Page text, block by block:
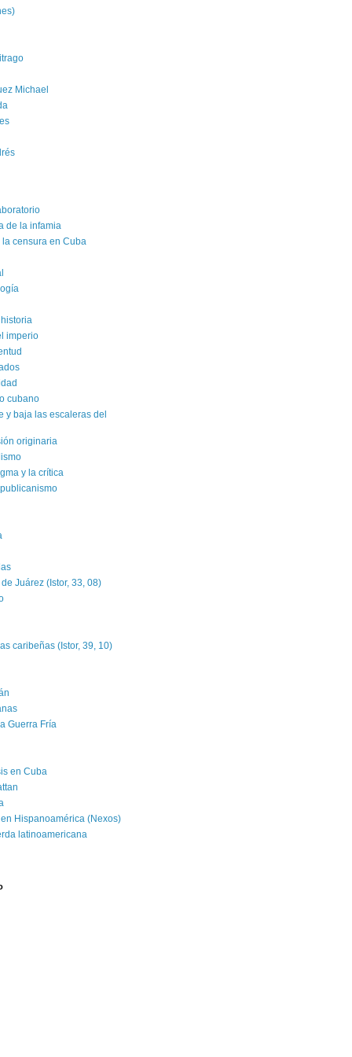
Michael
de la infamia
censura en Cuba
imperio
cubano
y baja las escaleras del
originaria
y la crítica
Juárez (Istor, 33, 08)
caribeñas (Istor, 39, 10)
Guerra Fría
en Cuba
Hispanoamérica (Nexos)
latinoamericana